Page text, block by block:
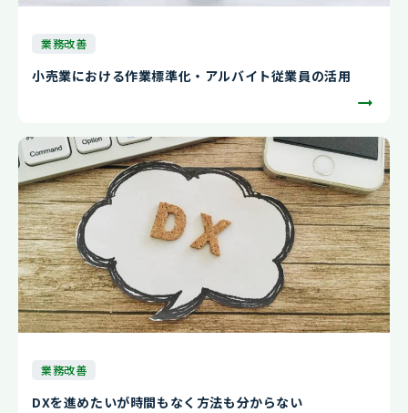
業務改善
小売業における作業標準化・アルバイト従業員の活用
業務改善
DXを進めたいが時間もなく方法も分からない